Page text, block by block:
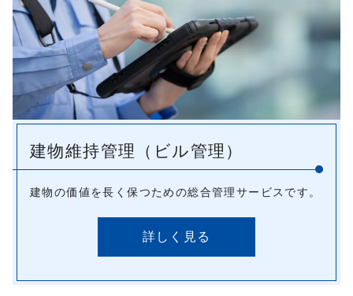
建物維持管理（ビル管理）
建物の価値を長く保つための総合管理サービスです。
詳しく見る